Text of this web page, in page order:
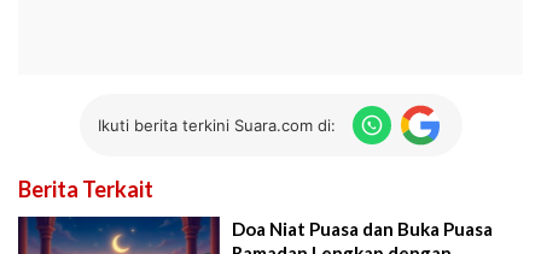
Ikuti berita terkini Suara.com di:
Berita Terkait
Doa Niat Puasa dan Buka Puasa